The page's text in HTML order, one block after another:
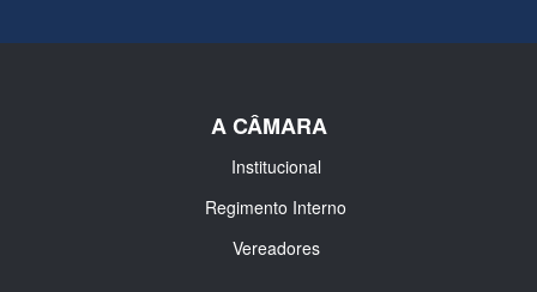
A CÂMARA
Institucional
Regimento Interno
Vereadores